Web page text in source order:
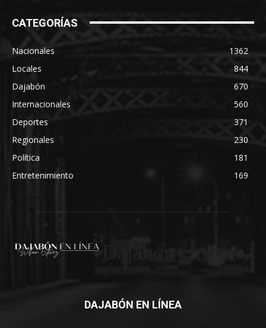
CATEGORÍAS
Nacionales
1362
Locales
844
Dajabón
670
Internacionales
560
Deportes
371
Regionales
230
Política
181
Entretenimiento
169
DAJABÓN EN LÍNEA